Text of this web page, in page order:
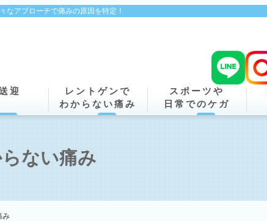
なアプローチで痛みの原因を特定！
迎
レントゲンで
わからない痛み
スポーツや
日常でのケガ
ない痛み
み